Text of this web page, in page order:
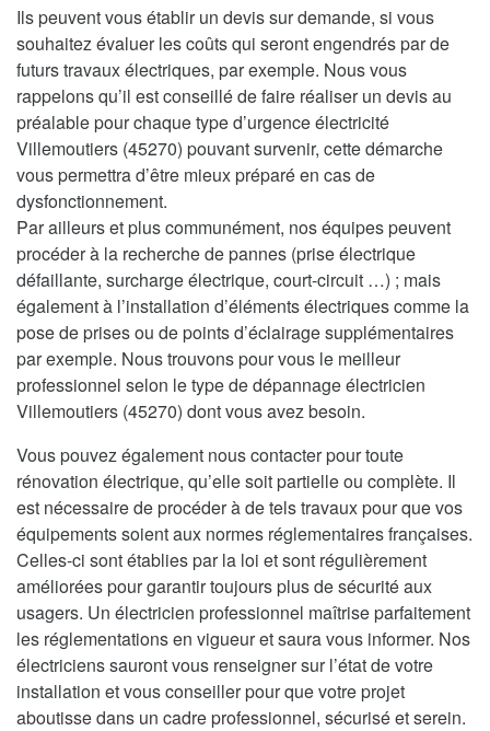
Ils peuvent vous établir un devis sur demande, si vous
souhaitez évaluer les coûts qui seront engendrés par de
futurs travaux électriques, par exemple. Nous vous
rappelons qu’il est conseillé de faire réaliser un devis au
préalable pour chaque type d’urgence électricité
Villemoutiers (45270) pouvant survenir, cette démarche
vous permettra d’être mieux préparé en cas de
dysfonctionnement.
Par ailleurs et plus communément, nos équipes peuvent
procéder à la recherche de pannes (prise électrique
défaillante, surcharge électrique, court-circuit …) ; mais
également à l’installation d’éléments électriques comme la
pose de prises ou de points d’éclairage supplémentaires
par exemple. Nous trouvons pour vous le meilleur
professionnel selon le type de dépannage électricien
Villemoutiers (45270) dont vous avez besoin.
Vous pouvez également nous contacter pour toute
rénovation électrique, qu’elle soit partielle ou complète. Il
est nécessaire de procéder à de tels travaux pour que vos
équipements soient aux normes réglementaires françaises.
Celles-ci sont établies par la loi et sont régulièrement
améliorées pour garantir toujours plus de sécurité aux
usagers. Un électricien professionnel maîtrise parfaitement
les réglementations en vigueur et saura vous informer. Nos
électriciens sauront vous renseigner sur l’état de votre
installation et vous conseiller pour que votre projet
aboutisse dans un cadre professionnel, sécurisé et serein.